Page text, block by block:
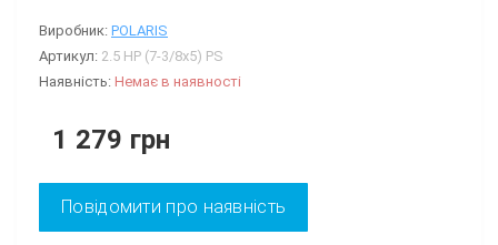
Виробник: POLARIS
Артикул: 2.5 HP (7-3/8x5) PS
Наявність: Немає в наявності
1 279 грн
Повідомити про наявність